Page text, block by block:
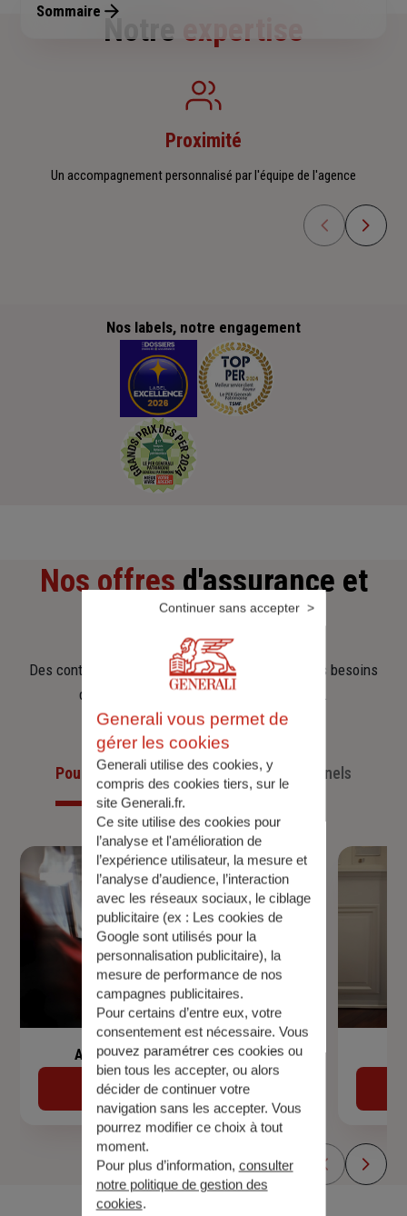
Sommaire
Notre expertise
Proximité
Un accompagnement personnalisé par l'équipe de l'agence
Nos labels, notre engagement
Nos offresd'assurance et
d'épargne
Des contrats clairs et flexibles pour sécuriser vos besoins
d’aujourd’hui et anticiper ceux de demain.
Pour les particuliersPour les professionnels
Assurance de prêt immobilier
Découvrir
Generali vous permet de
gérer les cookies
Generali utilise des cookies, y
compris des cookies tiers, sur le
site Generali.fr.
Ce site utilise des cookies pour
l’analyse et l'amélioration de
l’expérience utilisateur, la mesure et
l’analyse d’audience, l’interaction
avec les réseaux sociaux, le ciblage
publicitaire (ex : Les cookies de
Google sont utilisés pour la
personnalisation publicitaire), la
mesure de performance de nos
campagnes publicitaires.
Pour certains d’entre eux, votre
consentement est nécessaire. Vous
pouvez paramétrer ces cookies ou
bien tous les accepter, ou alors
décider de continuer votre
navigation sans les accepter. Vous
pourrez modifier ce choix à tout
moment.
Pour plus d’information, consulter
notre politique de gestion des
cookies.
Continuer sans accepter